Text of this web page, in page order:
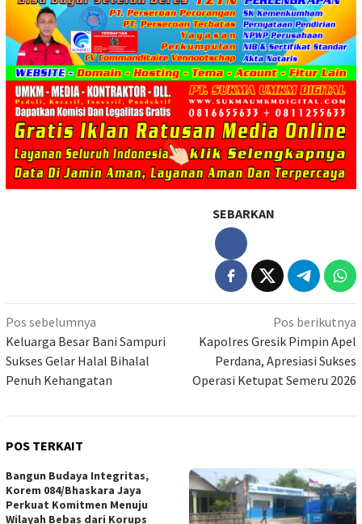
SEBARKAN
Navigasi
pos
Pos sebelumnya
Keluarga Besar Bani Sampuri
Sukses Gelar Halal Bihalal
Penuh Kehangatan
Pos berikutnya
Kapolres Gresik Pimpin Apel
Perdana, Apresiasi Sukses
Operasi Ketupat Semeru 2026
POS TERKAIT
Bangun Budaya Integritas,
Korem 084/Bhaskara Jaya
Perkuat Komitmen Menuju
Wilayah Bebas dari Korups